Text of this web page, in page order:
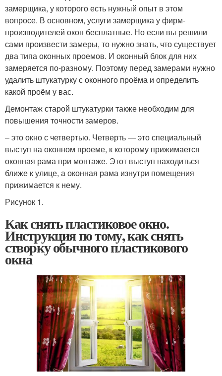
замерщика, у которого есть нужный опыт в этом
вопросе. В основном, услуги замерщика у фирм-
производителей окон бесплатные. Но если вы решили
сами произвести замеры, то нужно знать, что существует
два типа оконных проемов. И оконный блок для них
замеряется по-разному. Поэтому перед замерами нужно
удалить штукатурку с оконного проёма и определить
какой проём у вас.
Демонтаж старой штукатурки также необходим для
повышения точности замеров.
– это окно с четвертью. Четверть — это специальный
выступ на оконном проеме, к которому прижимается
оконная рама при монтаже. Этот выступ находиться
ближе к улице, а оконная рама изнутри помещения
прижимается к нему.
Рисунок 1.
Как снять пластиковое окно.
Инструкция по тому, как снять
створку обычного пластикового
окна